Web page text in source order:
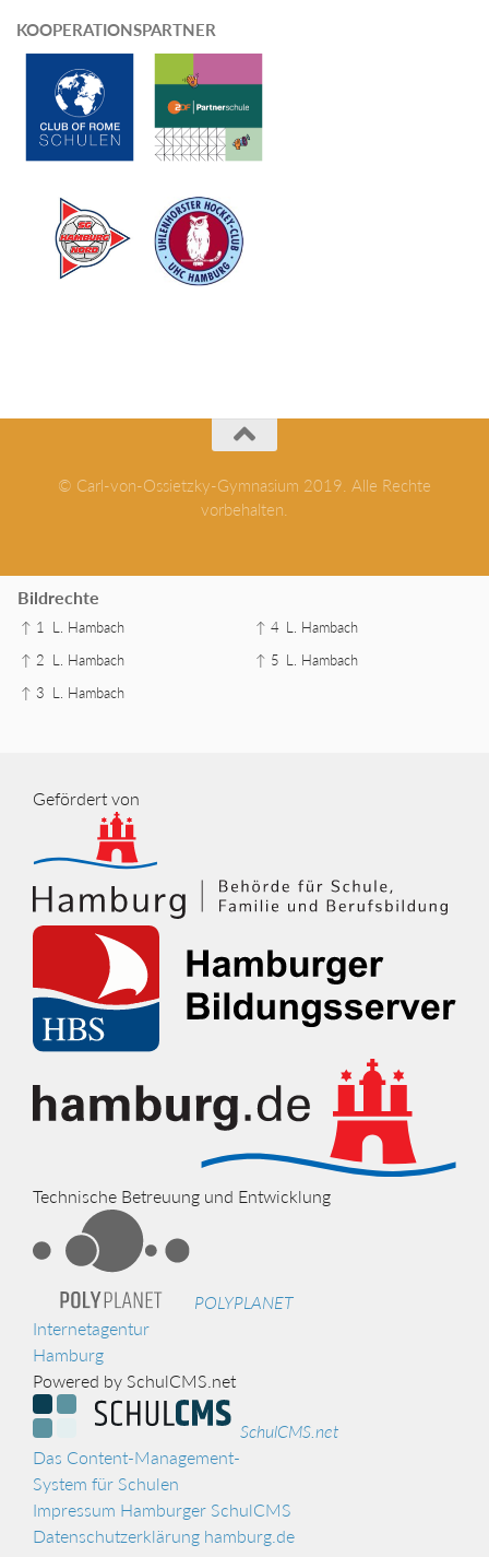
KOOPERATIONSPARTNER
© Carl-von-Ossietzky-Gymnasium 2019. Alle Rechte
vorbehalten.
Bildrechte
↑ 1
L. Hambach
↑ 2 L. Hambach
↑ 3 L. Hambach
↑ 4 L. Hambach
↑ 5 L. Hambach
Gefördert von
Technische Betreuung und Entwicklung
POLYPLANET
Internetagentur
Hamburg
Powered by SchulCMS.net
SchulCMS.net
Das Content-Management-
System für Schulen
Impressum Hamburger SchulCMS
Datenschutzerklärung hamburg.de